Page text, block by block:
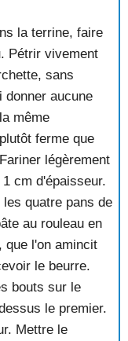
la terrine, faire
Pétrir vivement
sans
donner aucune
même
ferme que
légèrement
cm d'épaisseur.
quatre pans de
au rouleau en
que l'on amincit
le beurre.
bouts sur le
le premier.
Mettre le